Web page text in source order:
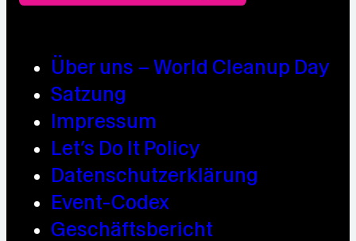
Über uns – World Cleanup Day
Satzung
Impressum
Let’s Do It Policy
Datenschutzerklärung
Event-Codex
Geschäftsbericht